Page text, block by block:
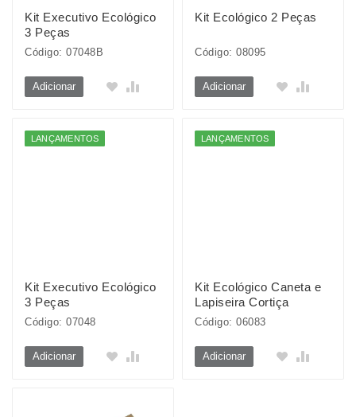
Kit Executivo Ecológico
3 Peças
Código: 07048B
Adicionar
Kit Ecológico 2 Peças
Código: 08095
Adicionar
LANÇAMENTOS
Kit Executivo Ecológico
3 Peças
Código: 07048
Adicionar
LANÇAMENTOS
Kit Ecológico Caneta e
Lapiseira Cortiça
Código: 06083
Adicionar